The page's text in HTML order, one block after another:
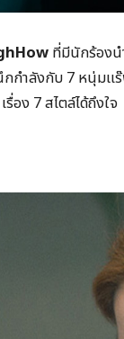
ที่มีนักร้องน
กำลังกับ 7 หนุ่มแ
อง 7 สไตล์ได้ถึงใจ